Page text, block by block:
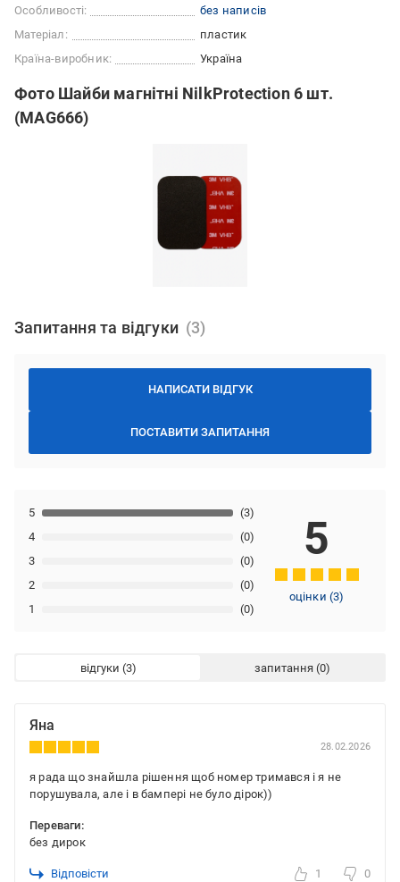
Особливості:
без написів
Матеріал:
пластик
Країна-виробник:
Україна
Фото Шайби магнітні NilkProtection 6 шт.
(МАG666)
Запитання та відгуки
НАПИСАТИ ВІДГУК
ПОСТАВИТИ ЗАПИТАННЯ
1 (0)
2 (0)
3 (0)
4 (0)
5 (3)
5
оцінки(3)
відгуки запитання
Яна
28.02.2026
я рада що знайшла рішення щоб номер тримався і я не
порушувала, але і в бампері не було дірок))
Переваги:
без дирок
Відповісти 1 0